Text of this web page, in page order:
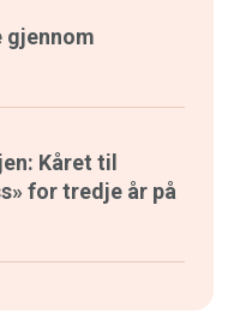
gjennom
Kåret til
for tredje år på